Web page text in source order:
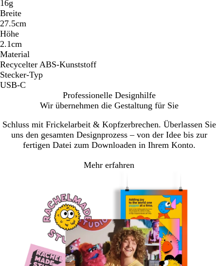
16g
Breite
27.5cm
Höhe
2.1cm
Material
Recycelter ABS-Kunststoff
Stecker-Typ
USB-C
Professionelle Designhilfe
Wir übernehmen die Gestaltung für Sie
Schluss mit Frickelarbeit & Kopfzerbrechen. Überlassen Sie
uns den gesamten Designprozess – von der Idee bis zur
fertigen Datei zum Downloaden in Ihrem Konto.
Mehr erfahren